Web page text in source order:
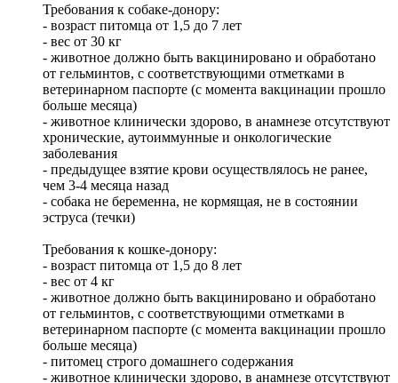
Требования к собаке-донору:
- возраст питомца от 1,5 до 7 лет
- вес от 30 кг
- животное должно быть вакцинировано и обработано
от гельминтов, с соответствующими отметками в
ветеринарном паспорте (с момента вакцинации прошло
больше месяца)
- животное клинически здорово, в анамнезе отсутствуют
хронические, аутоиммунные и онкологические
заболевания
- предыдущее взятие крови осуществлялось не ранее,
чем 3-4 месяца назад
- собака не беременна, не кормящая, не в состоянии
эструса (течки)
Требования к кошке-донору:
- возраст питомца от 1,5 до 8 лет
- вес от 4 кг
- животное должно быть вакцинировано и обработано
от гельминтов, с соответствующими отметками в
ветеринарном паспорте (с момента вакцинации прошло
больше месяца)
- питомец строго домашнего содержания
- животное клинически здорово, в анамнезе отсутствуют